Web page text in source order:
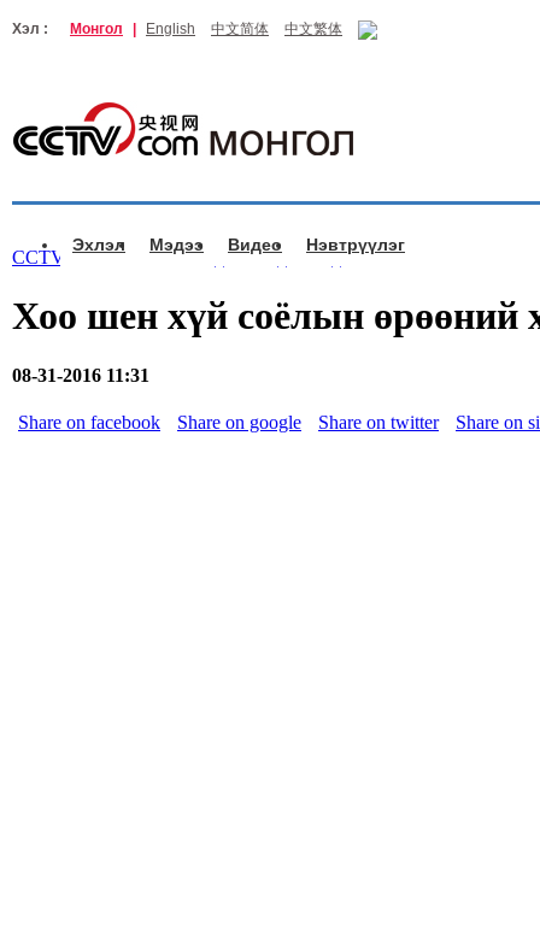
Хэл : Монгол English 中文简体 中文繁体
Эхлэл Мэдээ Видео Нэвтрүүлэг
CCTV.com Монгол > Видео >Одон мэдээ
Хоо шен хүй соёлын өрөөний
08-31-2016 11:31
Share on facebook Share on google Share on twitter Share on